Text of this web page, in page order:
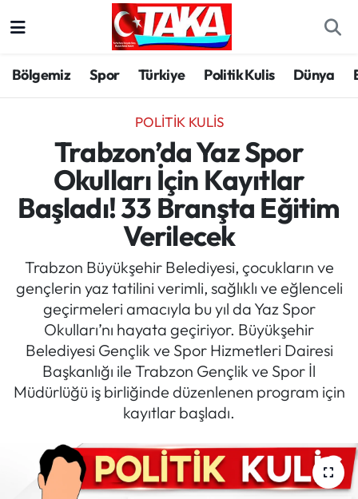
Bölgemiz Spor Türkiye Politik Kulis Dünya
POLITIK KULIS
Trabzon’da Yaz Spor
Okulları İçin Kayıtlar
Başladı! 33 Branşta Eğitim
Verilecek
Trabzon Büyükşehir Belediyesi, çocukların ve
gençlerin yaz tatilini verimli, sağlıklı ve eğlenceli
geçirmeleri amacıyla bu yıl da Yaz Spor
Okulları’nı hayata geçiriyor. Büyükşehir
Belediyesi Gençlik ve Spor Hizmetleri Dairesi
Başkanlığı ile Trabzon Gençlik ve Spor İl
Müdürlüğü iş birliğinde düzenlenen program için
kayıtlar başladı.
Spor
Türkiye
Kültür/Sanat
Politika
Politik Kulis
Dünya
Magazin
Mektup Galeri
Manşet
Trabzon Hava Durumu
Trabzon Trafik Yoğunluk Haritası
Süper Lig Puan Durumu ve Fikstür
Tüm Manşetler
Son Dakika Haberleri
Haber Arşivi